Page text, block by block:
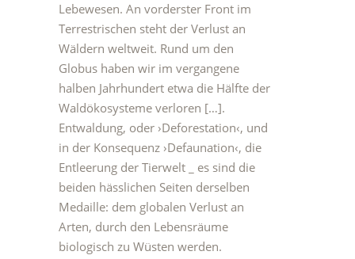
Lebewesen. An vorderster Front im
Terrestrischen steht der Verlust an
Wäldern weltweit. Rund um den
Globus haben wir im vergangene
halben Jahrhundert etwa die Hälfte der
Waldökosysteme verloren […].
Entwaldung, oder ›Deforestation‹, und
in der Konsequenz ›Defaunation‹, die
Entleerung der Tierwelt _ es sind die
beiden hässlichen Seiten derselben
Medaille: dem globalen Verlust an
Arten, durch den Lebensräume
biologisch zu Wüsten werden.